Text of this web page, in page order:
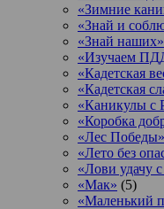
«Зимние
«Знай и
«Знай наших»
«Изучаем
«Кадетская
«Кадетская
«Каникулы с
«Коробка
«Лес Победы»
«Лето без
«Лови удачу
«Мак» (5)
«Маленький